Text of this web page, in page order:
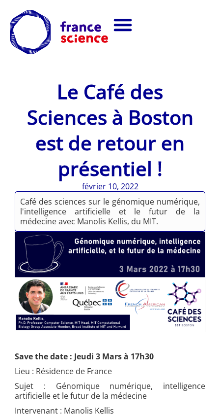
Le Café des
Sciences à Boston
est de retour en
présentiel !
février 10, 2022
Café des sciences sur le génomique numérique,
l'intelligence artificielle et le futur de la
médecine avec Manolis Kellis, du MIT.
Save the date : Jeudi 3 Mars à 17h30
Lieu : Résidence de France
Sujet : Génomique numérique, intelligence
artificielle et le futur de la médecine
Intervenant : Manolis Kellis